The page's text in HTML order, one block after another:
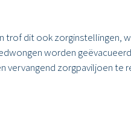
trof dit ook zorginstellingen,
worden
vervangend zorgpaviljoen te